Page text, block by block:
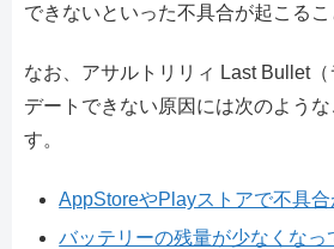
できないといった不具合が起こるこ
なお、アサルトリリィ Last Bullet
デートできない原因には次のよう
す。
AppStoreやPlayストアで不具
バッテリーの残量が少なくなっ